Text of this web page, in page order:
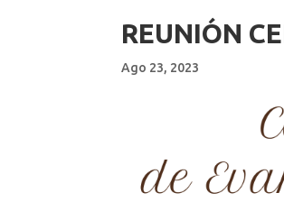
REUNIÓN
Ago 23, 2023